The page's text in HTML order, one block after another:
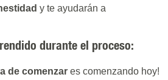
y te ayudarán a
durante el proceso:
de comenzar es comenzando hoy!